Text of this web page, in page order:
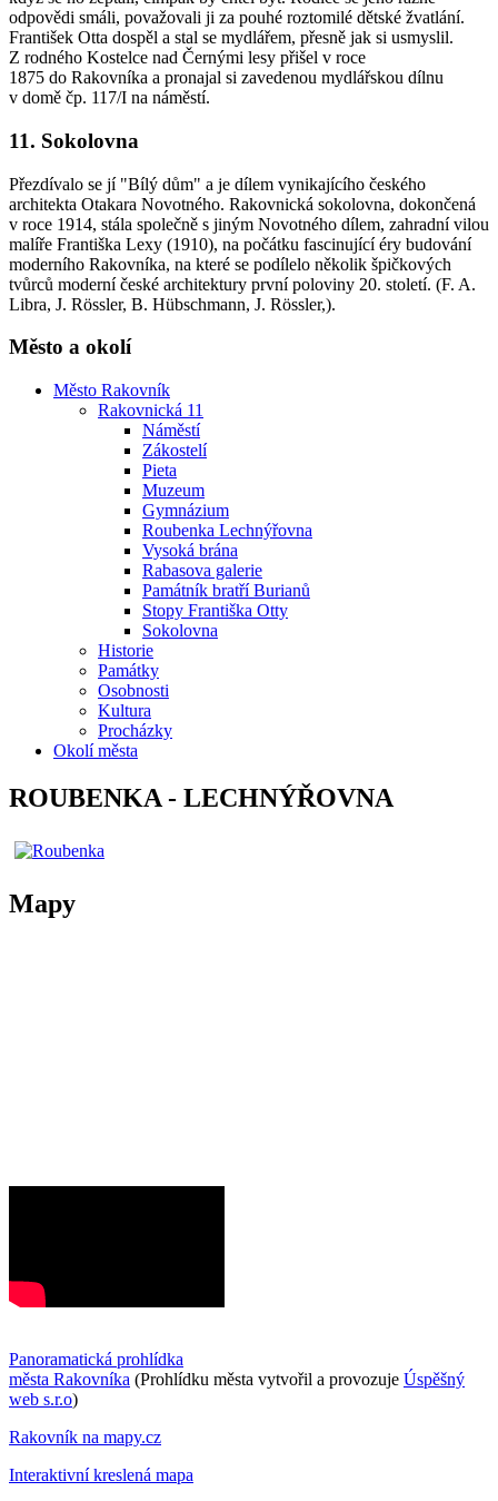
odpovědi smáli, považovali ji za pouhé roztomilé dětské žvatlání.
František Otta dospěl a stal se mydlářem, přesně jak si usmyslil.
Z rodného Kostelce nad Černými lesy přišel v roce
1875 do Rakovníka a pronajal si zavedenou mydlářskou dílnu
v domě čp. 117/I na náměstí.
11. Sokolovna
Přezdívalo se jí "Bílý dům" a je dílem vynikajícího českého
architekta Otakara Novotného. Rakovnická sokolovna, dokončená
v roce 1914, stála společně s jiným Novotného dílem, zahradní vilou
malíře Františka Lexy (1910), na počátku fascinující éry budování
moderního Rakovníka, na které se podílelo několik špičkových
tvůrců moderní české architektury první poloviny 20. století. (F. A.
Libra, J. Rössler, B. Hübschmann, J. Rössler,).
Město a okolí
Město Rakovník
Rakovnická 11
Náměstí
Zákostelí
Pieta
Muzeum
Gymnázium
Roubenka Lechnýřovna
Vysoká brána
Rabasova galerie
Památník bratří Burianů
Stopy Františka Otty
Sokolovna
Historie
Památky
Osobnosti
Kultura
Procházky
Okolí města
ROUBENKA - LECHNÝŘOVNA
Mapy
Panoramatická prohlídka
města Rakovníka (Prohlídku města vytvořil a provozuje Úspěšný
web s.r.o)
Rakovník na mapy.cz
Interaktivní kreslená mapa